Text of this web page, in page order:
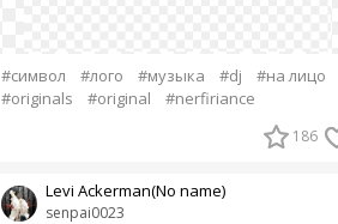
#символ #лого #музыка #dj
#на лицо
#originals
#original #nerfiriance
186
senpai0023
Levi Ackerman(No name)